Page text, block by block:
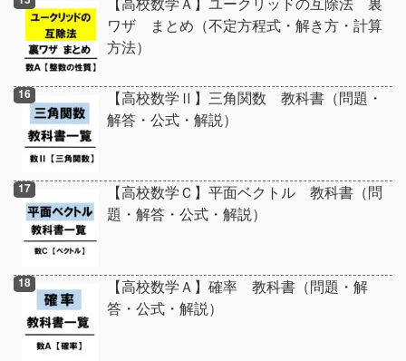
ワザ まとめ（不定方程式・解き方・計算
方法）
【高校数学Ⅱ】三角関数 教科書（問題・
解答・公式・解説）
【高校数学Ｃ】平面ベクトル 教科書（問
題・解答・公式・解説）
【高校数学Ａ】確率 教科書（問題・解
答・公式・解説）